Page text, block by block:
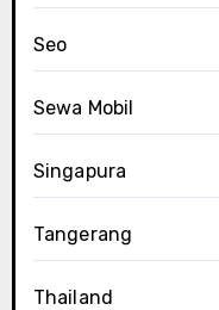
Seo
Sewa Mobil
Singapura
Tangerang
Thailand